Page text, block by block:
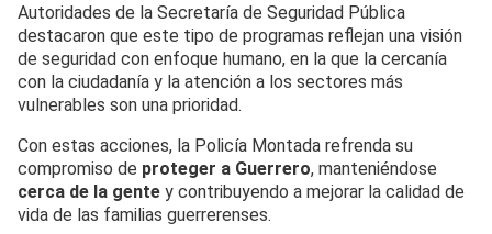
Autoridades de la Secretaría de Seguridad Pública
destacaron que este tipo de programas reflejan una visión
de seguridad con enfoque humano, en la que la cercanía
con la ciudadanía y la atención a los sectores más
vulnerables son una prioridad.
Con estas acciones, la Policía Montada refrenda su
compromiso de proteger a Guerrero, manteniéndose
cerca de la gente y contribuyendo a mejorar la calidad de
vida de las familias guerrerenses.